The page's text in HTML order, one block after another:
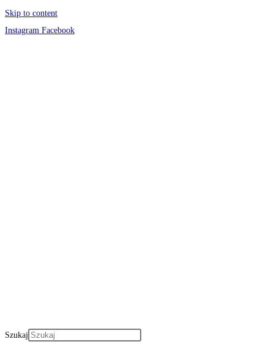
Skip to content
Instagram Facebook
Szukaj